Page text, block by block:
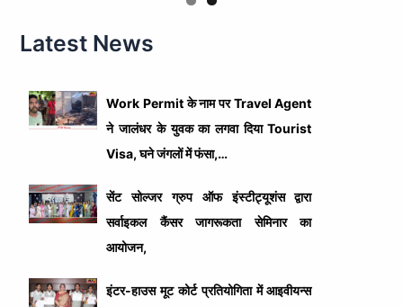
Latest News
Work Permit के नाम पर Travel Agent
ने जालंधर के युवक का लगवा दिया Tourist
Visa, घने जंगलों में फंसा,…
सेंट सोल्जर ग्रुप ऑफ इंस्टीट्यूशंस द्वारा
सर्वाइकल कैंसर जागरूकता सेमिनार का
आयोजन,
इंटर-हाउस मूट कोर्ट प्रतियोगिता में आइवीयन्स